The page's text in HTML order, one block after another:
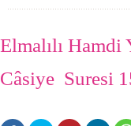
Elmalılı Hamdi
Câsiye Suresi